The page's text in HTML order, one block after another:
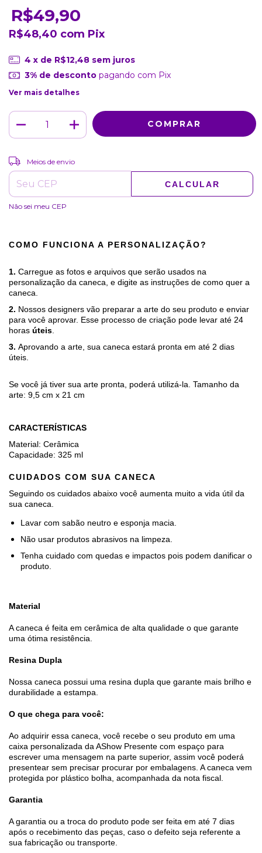
R$49,90
R$48,40 com Pix
4 x de R$12,48 sem juros
3% de descontopagando com Pix
Ver mais detalhes
Entregas para o CEP:
Meios de envio
CALCULAR
Não sei meu CEP
COMO FUNCIONA A PERSONALIZAÇÃO?
1. Carregue as fotos e arquivos que serão usados na
personalização da caneca, e digite as instruções de como quer a
caneca.
2. Nossos designers vão preparar a arte do seu produto e enviar
para você aprovar. Esse processo de criação pode levar até 24
horas úteis
3. Aprovando a arte, sua caneca estará pronta em até 2 dias
úteis.
Se você já tiver sua arte pronta, poderá utilizá-la. Tamanho da
arte: 9,5 cm x 21 cm
CARACTERÍSTICAS
Material: Cerâmica
Capacidade: 325 ml
CUIDADOS COM SUA CANECA
Seguindo os cuidados abaixo você aumenta muito a vida útil da
sua caneca.
Lavar com sabão neutro e esponja macia.
Não usar produtos abrasivos na limpeza.
Tenha cuidado com quedas e impactos pois podem danificar o
produto.
Material
A caneca é feita em cerâmica de alta qualidade o que garante
uma ótima resistência.
Resina Dupla
Nossa caneca possui uma resina dupla que garante mais brilho e
durabilidade a estampa.
O que chega para você:
Ao adquirir essa caneca, você recebe o seu produto em uma
caixa personalizada da AShow Presente com espaço para
escrever uma mensagem na parte superior, assim você poderá
presentear sem precisar procurar por embalagens. A caneca vem
protegida por plástico bolha, acompanhada da nota fiscal.
Garantia
A garantia ou a troca do produto pode ser feita em até 7 dias
após o recebimento das peças, caso o defeito seja referente a
sua fabricação ou transporte.